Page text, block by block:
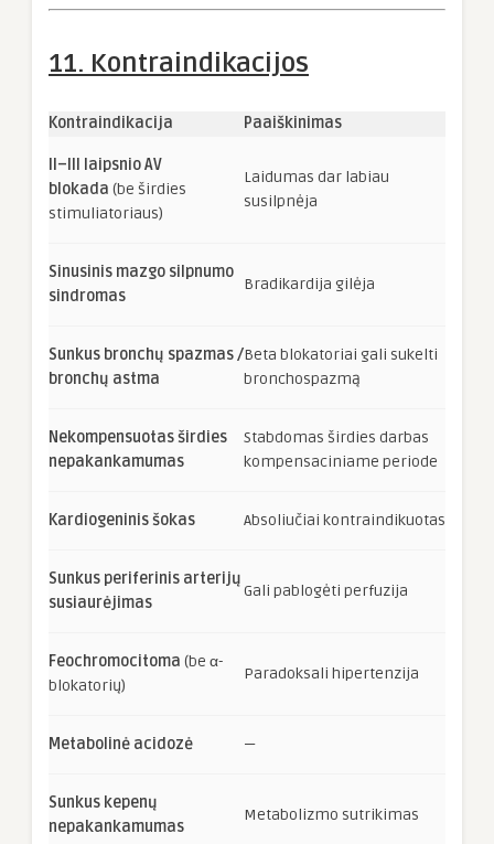
11. Kontraindikacijos
Kontraindikacija Paaiškinimas
II–III laipsnio AV
blokada (be širdies
stimuliatoriaus)
Laidumas dar labiau
susilpnėja
Sinusinis mazgo silpnumo
sindromas
Bradikardija gilėja
Sunkus bronchų spazmas /
bronchų astma
Beta blokatoriai gali sukelti
bronchospazmą
Nekompensuotas širdies
nepakankamumas
Stabdomas širdies darbas
kompensaciniame periode
Kardiogeninis šokas Absoliučiai kontraindikuotas
Sunkus periferinis arterijų
susiaurėjimas
Gali pablogėti perfuzija
Feochromocitoma (be α-
blokatorių)
Paradoksali hipertenzija
Metabolinė acidozė —
Sunkus kepenų
nepakankamumas
Metabolizmo sutrikimas